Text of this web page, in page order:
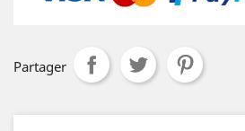
Partager